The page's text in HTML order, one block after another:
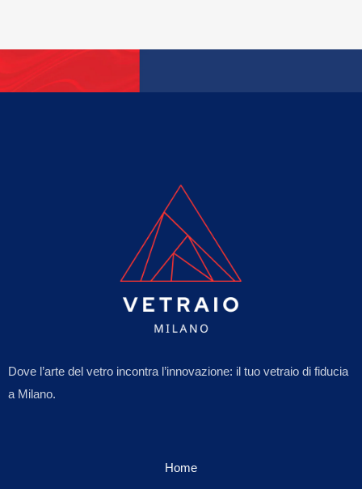
Dove l’arte del vetro incontra l’innovazione: il tuo vetraio di fiducia
a Milano.
Home